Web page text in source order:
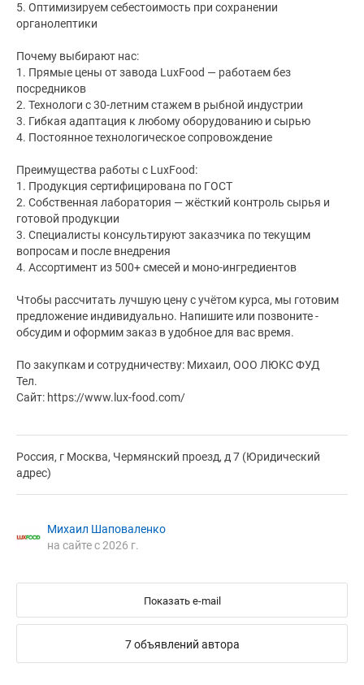
5. Оптимизируем себестоимость при сохранении
органолептики
Почему выбирают нас:
1. Прямые цены от завода LuxFood — работаем без
посредников
2. Технологи с 30-летним стажем в рыбной индустрии
3. Гибкая адаптация к любому оборудованию и сырью
4. Постоянное технологическое сопровождение
Преимущества работы с LuxFood:
1. Продукция сертифицирована по ГОСТ
2. Собственная лаборатория — жёсткий контроль сырья и
готовой продукции
3. Специалисты консультируют заказчика по текущим
вопросам и после внедрения
4. Ассортимент из 500+ смесей и моно-ингредиентов
Чтобы рассчитать лучшую цену с учётом курса, мы готовим
предложение индивидуально. Напишите или позвоните -
обсудим и оформим заказ в удобное для вас время.
По закупкам и сотрудничеству: Михаил, ООО ЛЮКС ФУД
Тел.
Сайт: https://www.lux-food.com/
Россия, г Москва, Чермянский проезд, д 7 (Юридический
адрес)
Михаил Шаповаленко
на сайте с 2026 г.
Показать e-mail
7 объявлений автора